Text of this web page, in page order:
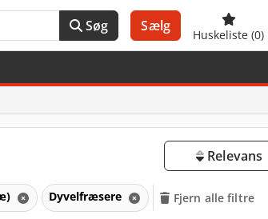
Søg Sælg
Huskeliste (0)
Relevans
Dyvelfræsere Fjern alle filtre